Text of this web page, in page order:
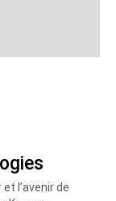
l’avenir de